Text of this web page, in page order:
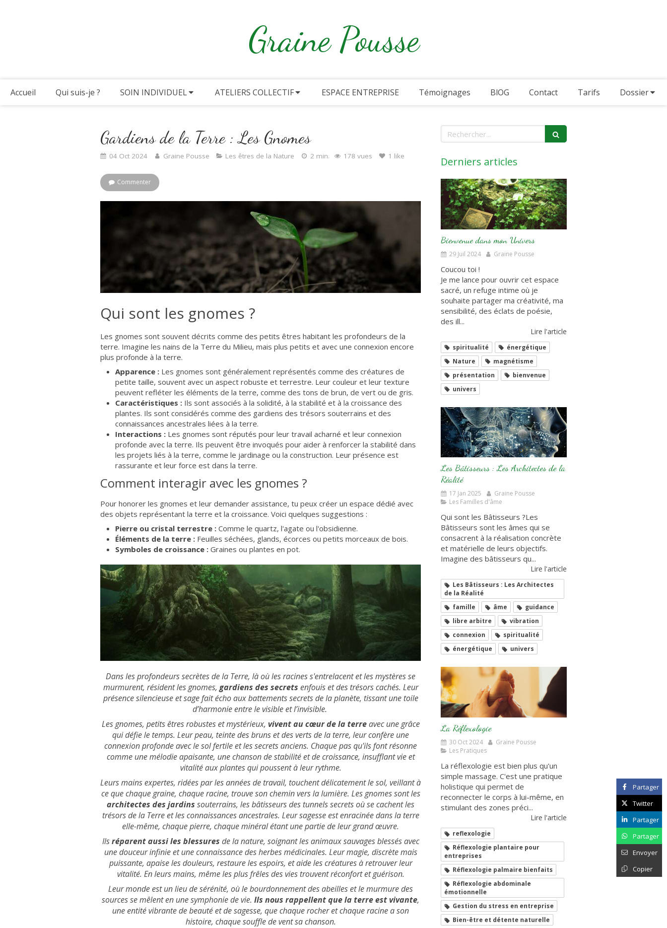
Graine Pousse
Accueil Qui suis-je ? SOIN INDIVIDUEL ATELIERS COLLECTIF ESPACE ENTREPRISE Témoignages BlOG Contact Tarifs Dossier
Gardiens de la Terre : Les Gnomes
04 Oct 2024 Graine Pousse Les êtres de la Nature 2 min. 178 vues 1 like
Commenter
Qui sont les gnomes ?
Les gnomes sont souvent décrits comme des petits êtres habitant les profondeurs de la
terre. Imagine les nains de la Terre du Milieu, mais plus petits et avec une connexion encore
plus profonde à la terre.
Apparence : Les gnomes sont généralement représentés comme des créatures de
petite taille, souvent avec un aspect robuste et terrestre. Leur couleur et leur texture
peuvent refléter les éléments de la terre, comme des tons de brun, de vert ou de gris.
Caractéristiques : Ils sont associés à la solidité, à la stabilité et à la croissance des
plantes. Ils sont considérés comme des gardiens des trésors souterrains et des
connaissances ancestrales liées à la terre.
Interactions : Les gnomes sont réputés pour leur travail acharné et leur connexion
profonde avec la terre. Ils peuvent être invoqués pour aider à renforcer la stabilité dans
les projets liés à la terre, comme le jardinage ou la construction. Leur présence est
rassurante et leur force est dans la terre.
Comment interagir avec les gnomes ?
Pour honorer les gnomes et leur demander assistance, tu peux créer un espace dédié avec
des objets représentant la terre et la croissance. Voici quelques suggestions :
Pierre ou cristal terrestre : Comme le quartz, l'agate ou l'obsidienne.
Éléments de la terre : Feuilles séchées, glands, écorces ou petits morceaux de bois.
Symboles de croissance : Graines ou plantes en pot.
Dans les profondeurs secrètes de la Terre, là où les racines s'entrelacent et les mystères se
murmurent, résident les gnomes, gardiens des secrets enfouis et des trésors cachés. Leur
présence silencieuse et sage fait écho aux battements secrets de la planète, tissant une toile
d’harmonie entre le visible et l’invisible.
Les gnomes, petits êtres robustes et mystérieux, vivent au cœur de la terreavec une grâce
qui défie le temps. Leur peau, teinte des bruns et des verts de la terre, leur confère une
connexion profonde avec le sol fertile et les secrets anciens. Chaque pas qu'ils font résonne
comme une mélodie apaisante, une chanson de stabilité et de croissance, insufflant vie et
vitalité aux plantes qui poussent à leur rythme.
Leurs mains expertes, ridées par les années de travail, touchent délicatement le sol, veillant à
ce que chaque graine, chaque racine, trouve son chemin vers la lumière. Les gnomes sont les
architectes des jardins souterrains, les bâtisseurs des tunnels secrets où se cachent les
trésors de la Terre et les connaissances ancestrales. Leur sagesse est enracinée dans la terre
elle-même, chaque pierre, chaque minéral étant une partie de leur grand œuvre.
Ilsréparent aussi les blessures de la nature, soignant les animaux sauvages blessés avec
une douceur infinie et une connaissance des herbes médicinales. Leur magie, discrète mais
puissante, apaise les douleurs, restaure les espoirs, et aide les créatures à retrouver leur
vitalité. En leurs mains, même les plus frêles des vies trouvent réconfort et guérison.
Leur monde est un lieu de sérénité, où le bourdonnement des abeilles et le murmure des
sources se mêlent en une symphonie de vie. Ils nous rappellent que la terre est vivante,
une entité vibrante de beauté et de sagesse, que chaque rocher et chaque racine a son
histoire, chaque souffle de vent sa chanson.
Partager
Twitter
Partager
Partager
Envoyer
Copier
Rechercher
Derniers articles
Bienvenue dans mon Univers
29 Juil 2024 Graine Pousse
Coucou toi !
Je me lance pour ouvrir cet espace
sacré, un refuge intime où je
souhaite partager ma créativité, ma
sensibilité, des éclats de poésie,
des ill...
Lire l'article
spiritualité
énergétique
Nature
magnétisme
présentation
bienvenue
univers
Les Bâtisseurs : Les Architectes de la
Réalité
17 Jan 2025
Graine Pousse
Les Familles d'âme
Qui sont les Bâtisseurs ?Les
Bâtisseurs sont les âmes qui se
consacrent à la réalisation concrète
et matérielle de leurs objectifs.
Imagine des bâtisseurs qu...
Lire l'article
Les Bâtisseurs : Les Architectes
de la Réalité
famille
âme
guidance
libre arbitre
vibration
connexion
spiritualité
énergétique
univers
La Réflexologie
30 Oct 2024
Graine Pousse
Les Pratiques
La réflexologie est bien plus qu'un
simple massage. C'est une pratique
holistique qui permet de
reconnecter le corps à lui-même, en
stimulant des zones préci...
Lire l'article
reflexologie
Réflexologie plantaire pour
entreprises
Réflexologie palmaire bienfaits
Réflexologie abdominale
émotionnelle
Gestion du stress en entreprise
Bien-être et détente naturelle